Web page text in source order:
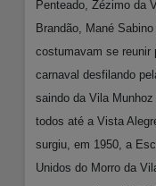
Penteado, Zézimo da
Brandão, Mané
costumavam se reunir
carnaval desfilando
saindo da Vila
todos até a Vista
surgiu, em 1950, a
Unidos do Morro da